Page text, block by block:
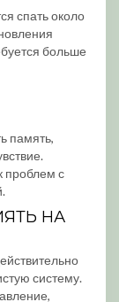
спать около
больше
память,
проблем с
НА
систему.